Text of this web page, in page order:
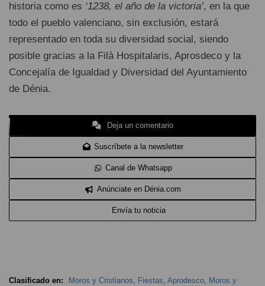
historia como es ‘1238, el año de la victoria’, en la que
todo el pueblo valenciano, sin exclusión, estará
representado en toda su diversidad social, siendo
posible gracias a la Filà Hospitalaris, Aprosdeco y la
Concejalía de Igualdad y Diversidad del Ayuntamiento
de Dénia.
Deja un comentario
Suscríbete a la newsletter
Canal de Whatsapp
Anúnciate en Dénia.com
Envía tu noticia
Clasificado en: Moros y Cristianos, Fiestas, Aprodesco, Moros y